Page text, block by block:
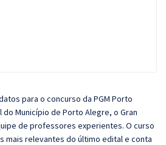
para o concurso da PGM Porto
Município de Porto Alegre, o Gran
de professores experientes. O curso
mais relevantes do último edital e conta